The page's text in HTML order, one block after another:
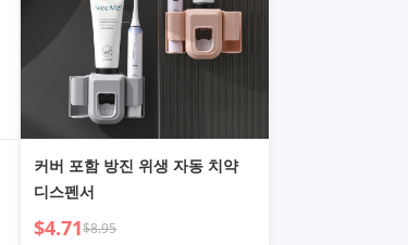
커버 포함 방진 위생 자동 치약
디스펜서
$4.71$8.95